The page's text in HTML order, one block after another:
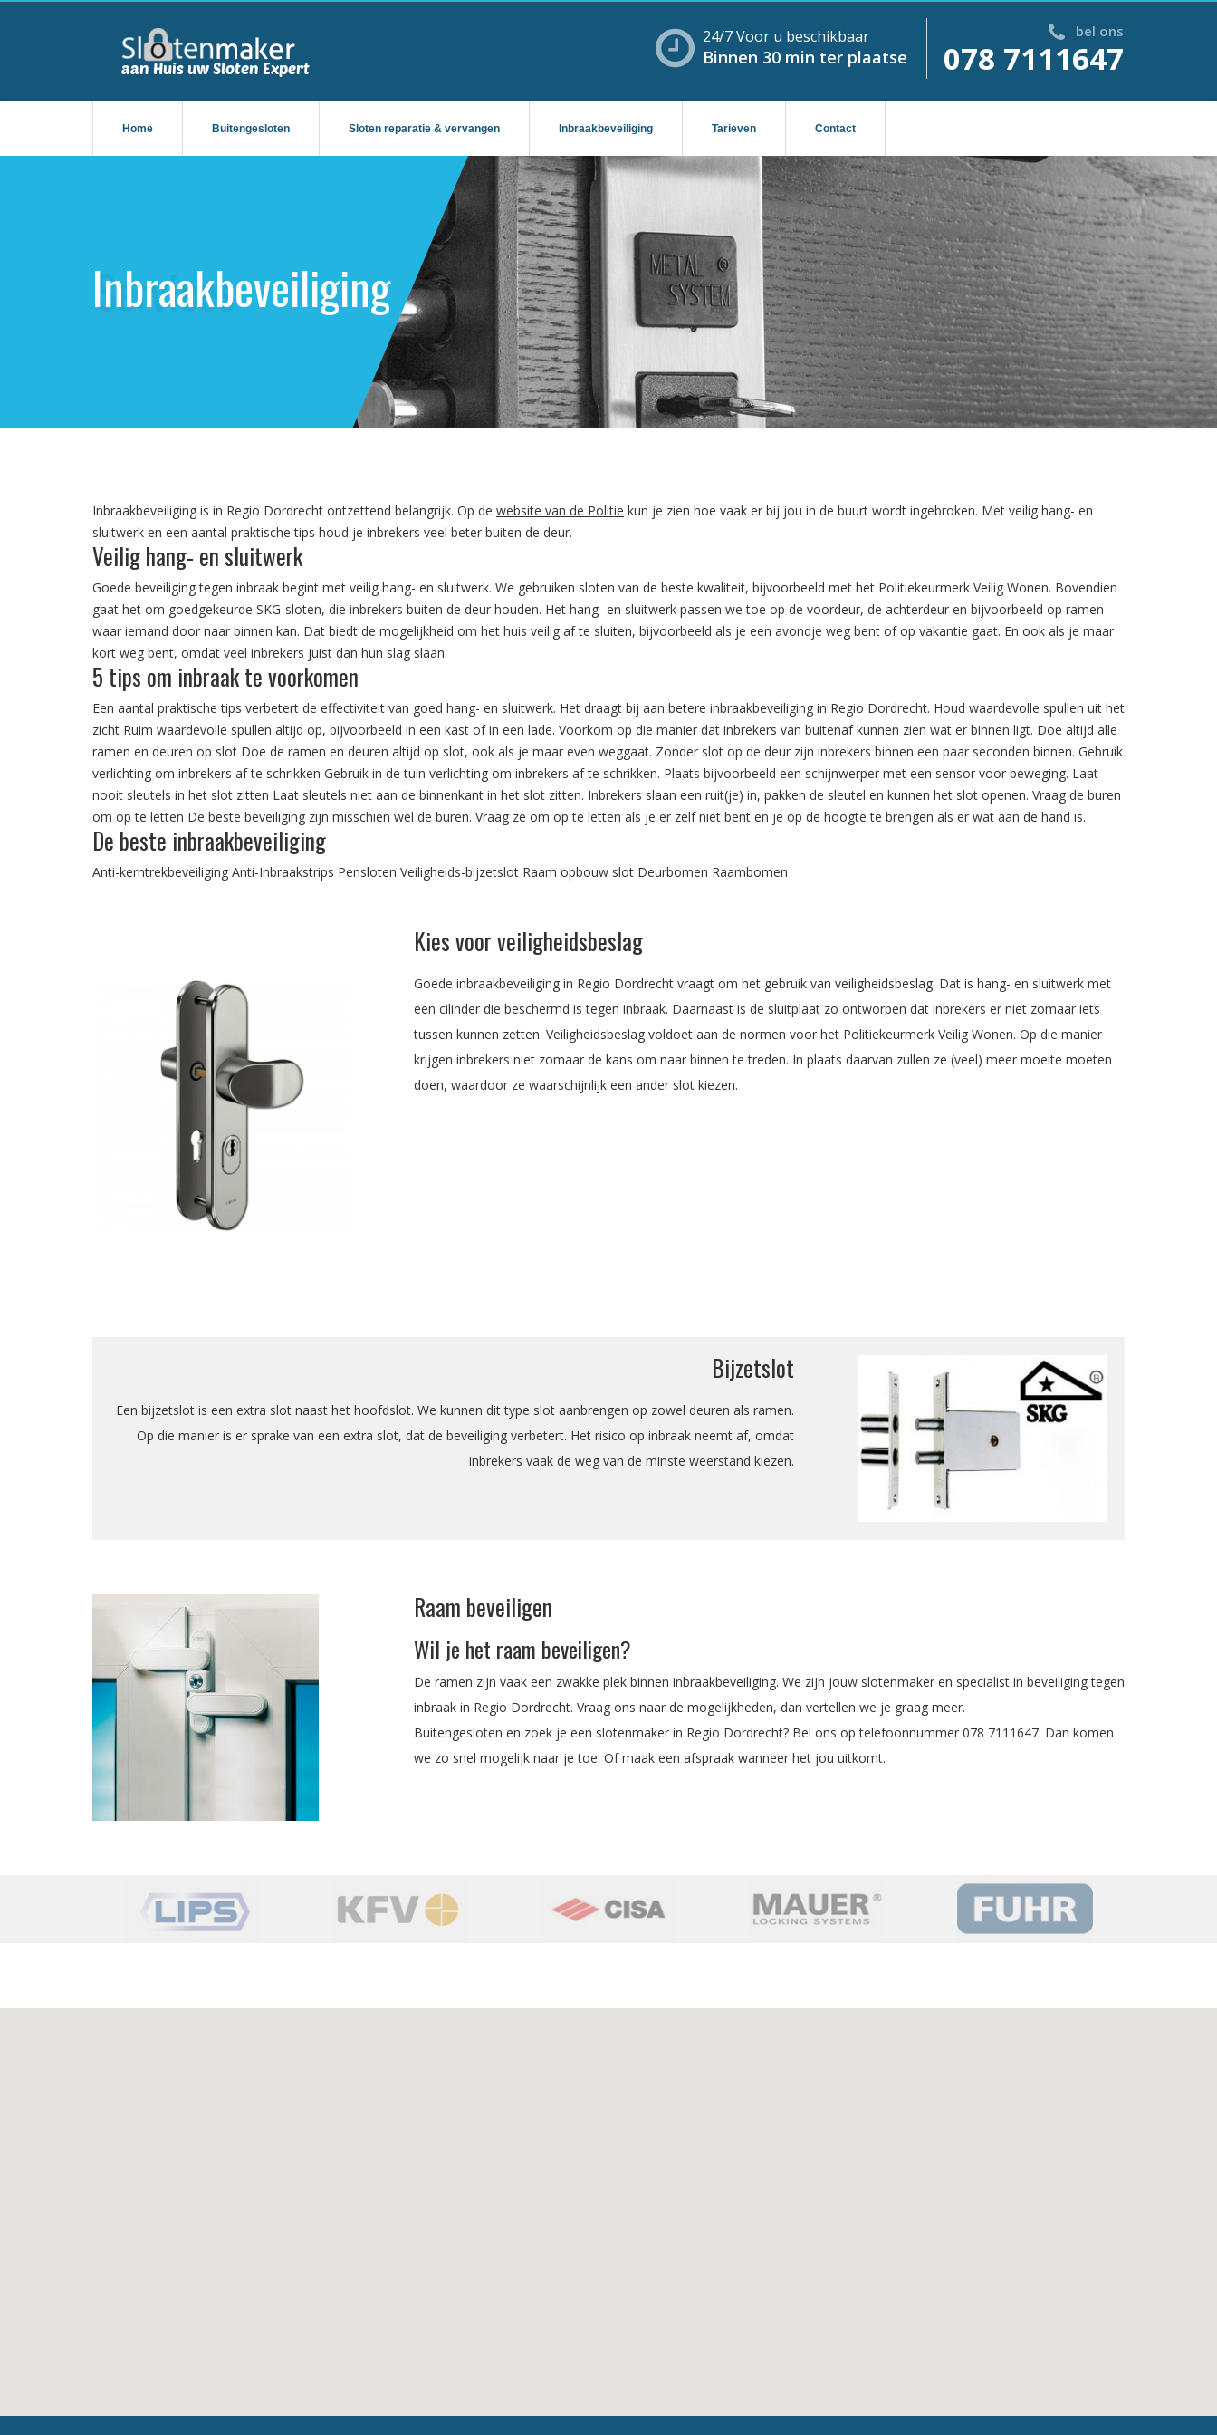
24/7 Voor u beschikbaar
Binnen 30 min ter plaatse
bel ons
078 7111647
Home Buitengesloten Sloten reparatie & vervangen Inbraakbeveiliging Tarieven Contact
Inbraakbeveiliging
Inbraakbeveiliging is in Regio Dordrecht ontzettend belangrijk. Op de website van de Politie kun je zien hoe vaak er bij jou in de buurt wordt ingebroken. Met veilig hang- en
sluitwerk en een aantal praktische tips houd je inbrekers veel beter buiten de deur.
Veilig hang- en sluitwerk
Goede beveiliging tegen inbraak begint met veilig hang- en sluitwerk. We gebruiken sloten van de beste kwaliteit, bijvoorbeeld met het Politiekeurmerk Veilig Wonen. Bovendien
gaat het om goedgekeurde SKG-sloten, die inbrekers buiten de deur houden. Het hang- en sluitwerk passen we toe op de voordeur, de achterdeur en bijvoorbeeld op ramen
waar iemand door naar binnen kan. Dat biedt de mogelijkheid om het huis veilig af te sluiten, bijvoorbeeld als je een avondje weg bent of op vakantie gaat. En ook als je maar
kort weg bent, omdat veel inbrekers juist dan hun slag slaan.
5 tips om inbraak te voorkomen
Een aantal praktische tips verbetert de effectiviteit van goed hang- en sluitwerk. Het draagt bij aan betere inbraakbeveiliging in Regio Dordrecht. Houd waardevolle spullen uit het
zicht Ruim waardevolle spullen altijd op, bijvoorbeeld in een kast of in een lade. Voorkom op die manier dat inbrekers van buitenaf kunnen zien wat er binnen ligt. Doe altijd alle
ramen en deuren op slot Doe de ramen en deuren altijd op slot, ook als je maar even weggaat. Zonder slot op de deur zijn inbrekers binnen een paar seconden binnen. Gebruik
verlichting om inbrekers af te schrikken Gebruik in de tuin verlichting om inbrekers af te schrikken. Plaats bijvoorbeeld een schijnwerper met een sensor voor beweging. Laat
nooit sleutels in het slot zitten Laat sleutels niet aan de binnenkant in het slot zitten. Inbrekers slaan een ruit(je) in, pakken de sleutel en kunnen het slot openen. Vraag de buren
om op te letten De beste beveiliging zijn misschien wel de buren. Vraag ze om op te letten als je er zelf niet bent en je op de hoogte te brengen als er wat aan de hand is.
De beste inbraakbeveiliging
Anti-kerntrekbeveiliging Anti-Inbraakstrips Pensloten Veiligheids-bijzetslot Raam opbouw slot Deurbomen Raambomen
Kies voor veiligheidsbeslag
Goede inbraakbeveiliging in Regio Dordrecht vraagt om het gebruik van veiligheidsbeslag. Dat is hang- en sluitwerk met
een cilinder die beschermd is tegen inbraak. Daarnaast is de sluitplaat zo ontworpen dat inbrekers er niet zomaar iets
tussen kunnen zetten. Veiligheidsbeslag voldoet aan de normen voor het Politiekeurmerk Veilig Wonen. Op die manier
krijgen inbrekers niet zomaar de kans om naar binnen te treden. In plaats daarvan zullen ze (veel) meer moeite moeten
doen, waardoor ze waarschijnlijk een ander slot kiezen.
Bijzetslot
Een bijzetslot is een extra slot naast het hoofdslot. We kunnen dit type slot aanbrengen op zowel deuren als ramen.
Op die manier is er sprake van een extra slot, dat de beveiliging verbetert. Het risico op inbraak neemt af, omdat
inbrekers vaak de weg van de minste weerstand kiezen.
Raam beveiligen
Wil je het raam beveiligen?
De ramen zijn vaak een zwakke plek binnen inbraakbeveiliging. We zijn jouw slotenmaker en specialist in beveiliging tegen
inbraak in Regio Dordrecht. Vraag ons naar de mogelijkheden, dan vertellen we je graag meer.
Buitengesloten en zoek je een slotenmaker in Regio Dordrecht? Bel ons op telefoonnummer 078 7111647. Dan komen
we zo snel mogelijk naar je toe. Of maak een afspraak wanneer het jou uitkomt.